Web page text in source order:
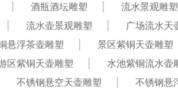
酒瓶酒坛雕塑 流水景观雕塑
流水壶景观雕塑 广场流水天
悬浮茶壶雕塑 景区紫铜天壶雕塑
区紫铜天壶雕塑 水池紫铜流水壶
不锈钢悬空天壶雕塑 不锈钢悬